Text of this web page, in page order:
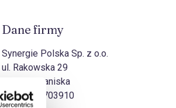
Dane firmy
Synergie Polska Sp. z o.o.
ul. Rakowska 29
27-570 Iwaniska
NIP:8631703910